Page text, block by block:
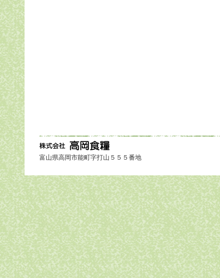
富山県高岡市能町字打山５５５番地